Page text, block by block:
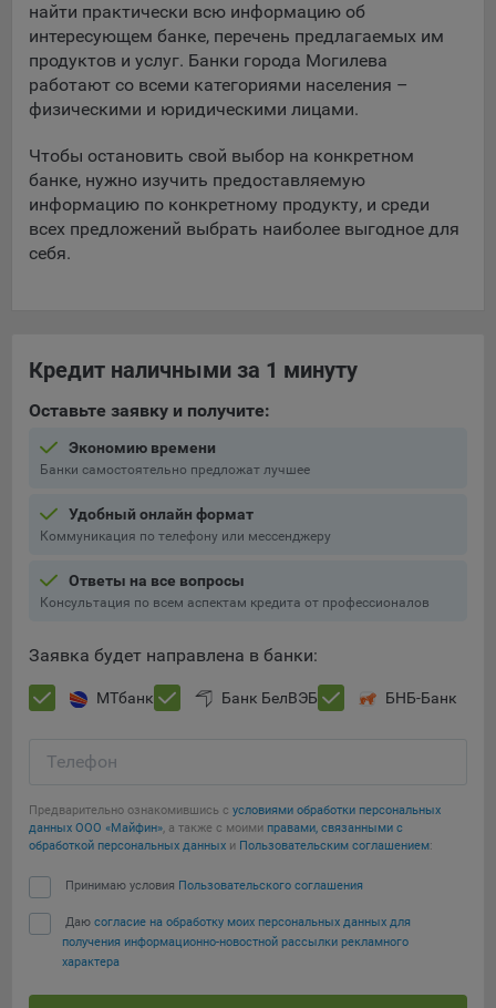
найти практически всю информацию об
интересующем банке, перечень предлагаемых им
продуктов и услуг. Банки города Могилева
работают со всеми категориями населения –
физическими и юридическими лицами.
Чтобы остановить свой выбор на конкретном
банке, нужно изучить предоставляемую
информацию по конкретному продукту, и среди
всех предложений выбрать наиболее выгодное для
себя.
Кредит наличными за 1 минуту
Оставьте заявку и получите:
Экономию времени
Банки самостоятельно предложат лучшее
Удобный онлайн формат
Коммуникация по телефону или мессенджеру
Ответы на все вопросы
Консультация по всем аспектам кредита от профессионалов
Заявка будет направлена в банки:
МТбанк Банк БелВЭБ БНБ-Банк
Телефон
Предварительно ознакомившись с условиями обработки персональных
данных ООО «Майфин», а также с моими правами, связанными с
обработкой персональных данных и Пользовательским соглашением:
Принимаю условия Пользовательского соглашения
Даю согласие на обработку моих персональных данных для
получения информационно-новостной рассылки рекламного
характера